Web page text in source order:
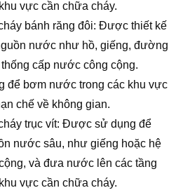
vực cần chữa cháy.
bánh răng đôi: Được thiết kế
nước như hồ, giếng, đường
cấp nước công cộng.
để bơm nước trong các khu vực
chế về không gian.
trục vít: Được sử dụng để
nước sâu, như giếng hoặc hệ
và đưa nước lên các tầng
vực cần chữa cháy.